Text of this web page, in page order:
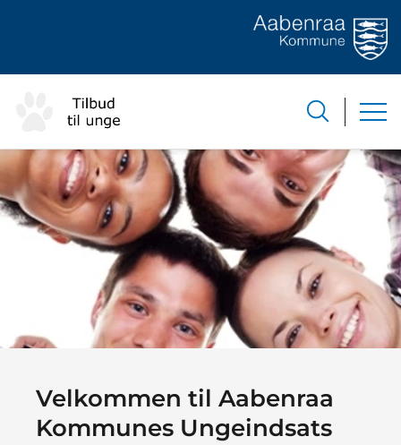
Velkommen til Aabenraa
Kommunes Ungeindsats